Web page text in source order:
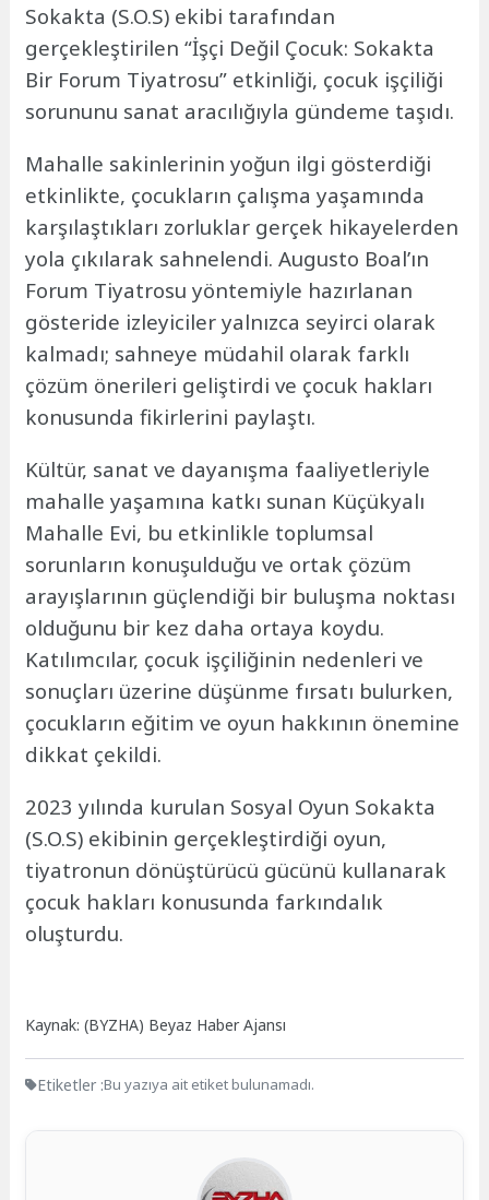
Sokakta (S.O.S) ekibi tarafından
gerçekleştirilen “İşçi Değil Çocuk: Sokakta
Bir Forum Tiyatrosu” etkinliği, çocuk işçiliği
sorununu sanat aracılığıyla gündeme taşıdı.
Mahalle sakinlerinin yoğun ilgi gösterdiği
etkinlikte, çocukların çalışma yaşamında
karşılaştıkları zorluklar gerçek hikayelerden
yola çıkılarak sahnelendi. Augusto Boal’ın
Forum Tiyatrosu yöntemiyle hazırlanan
gösteride izleyiciler yalnızca seyirci olarak
kalmadı; sahneye müdahil olarak farklı
çözüm önerileri geliştirdi ve çocuk hakları
konusunda fikirlerini paylaştı.
Kültür, sanat ve dayanışma faaliyetleriyle
mahalle yaşamına katkı sunan Küçükyalı
Mahalle Evi, bu etkinlikle toplumsal
sorunların konuşulduğu ve ortak çözüm
arayışlarının güçlendiği bir buluşma noktası
olduğunu bir kez daha ortaya koydu.
Katılımcılar, çocuk işçiliğinin nedenleri ve
sonuçları üzerine düşünme fırsatı bulurken,
çocukların eğitim ve oyun hakkının önemine
dikkat çekildi.
2023 yılında kurulan Sosyal Oyun Sokakta
(S.O.S) ekibinin gerçekleştirdiği oyun,
tiyatronun dönüştürücü gücünü kullanarak
çocuk hakları konusunda farkındalık
oluşturdu.
Kaynak: (BYZHA) Beyaz Haber Ajansı
Etiketler :Bu yazıya ait etiket bulunamadı.